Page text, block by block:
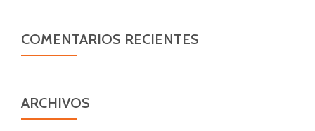
COMENTARIOS RECIENTES
ARCHIVOS